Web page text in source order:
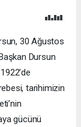
30 Ağustos
Dursun
tarihimizin
gücünü